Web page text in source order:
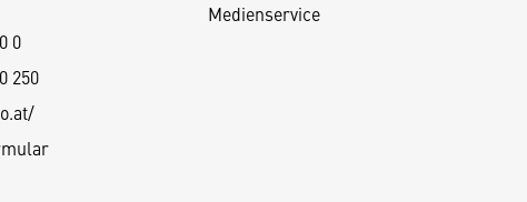
Medienservice
0
250